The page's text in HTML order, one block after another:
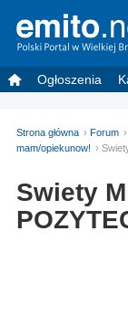
Ogłoszenia
Strona główna Forum
mam/opiekunow!
Swiety